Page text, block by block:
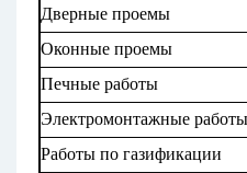
Дверные проемы
Оконные проемы
Печные работы
Электромонтажные работы
Работы по газификации